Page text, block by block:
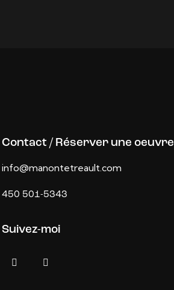
Contact / Réserver une oeuvre
info@manontetreault.com
450 501-5343
Suivez-moi